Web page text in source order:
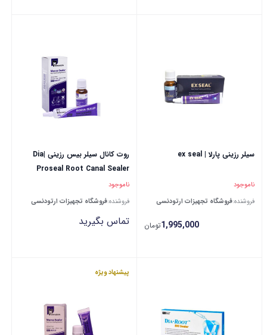
سیلر رزینی پارلا | ex seal
ناموجود
فروشنده:فروشگاه تجهیزات ارتودنسی
1,995,000تومان
روت کانال سیلر بیس رزینی |Dia
Proseal Root Canal Sealer
ناموجود
فروشنده:فروشگاه تجهیزات ارتودنسی
تماس بگیرید
پیشنهاد ویژه